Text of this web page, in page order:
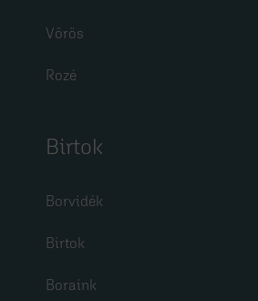
Vörös
Rozé
Birtok
Borvidék
Birtok
Boraink